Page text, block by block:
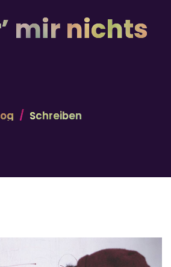
mir nichts
Schreiben